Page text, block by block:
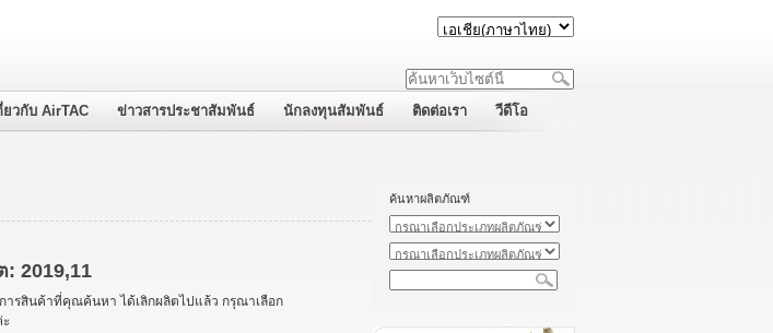
ยวกับ AirTAC ข่าวสารประชาสัมพันธ์ นักลงทุนสัมพันธ์ ติดต่อเรา วีดีโอ
: 2019,11
ารสินค้าที่คุณค้นหา ได้เลิกผลิตไปแล้ว กรุณาเลือก
ค้นหาผลิตภัณฑ์